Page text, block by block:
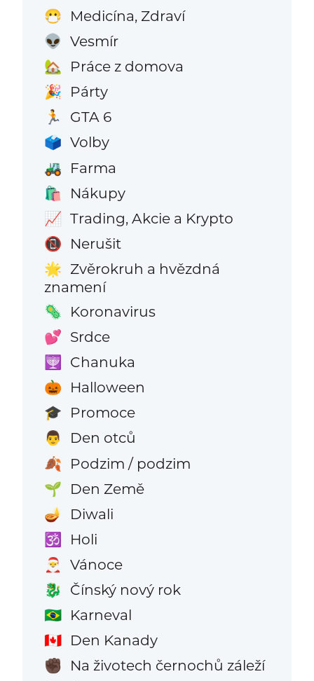
😷 Medicína, Zdraví
👽 Vesmír
🏡 Práce z domova
🎉 Párty
🏃 GTA 6
🗳️ Volby
🚜 Farma
🛍️ Nákupy
📈 Trading, Akcie a Krypto
📵 Nerušit
🌟 Zvěrokruh a hvězdná
znamení
🦠 Koronavirus
💕 Srdce
🕎 Chanuka
🎃 Halloween
🎓 Promoce
👨 Den otců
🍂 Podzim / podzim
🌱 Den Země
🪔 Diwali
🕉️ Holi
🎅 Vánoce
🐉 Čínský nový rok
🇧🇷 Karneval
🇨🇦 Den Kanady
✊🏿 Na životech černochů záleží